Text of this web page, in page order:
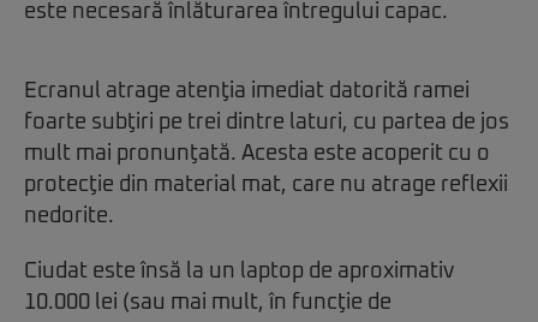
este necesară înlăturarea întregului capac.
Ecranul atrage atenţia imediat datorită ramei
foarte subţiri pe trei dintre laturi, cu partea de jos
mult mai pronunţată. Acesta este acoperit cu o
protecţie din material mat, care nu atrage reflexii
nedorite.
Ciudat este însă la un laptop de aproximativ
10.000 lei (sau mai mult, în funcţie de